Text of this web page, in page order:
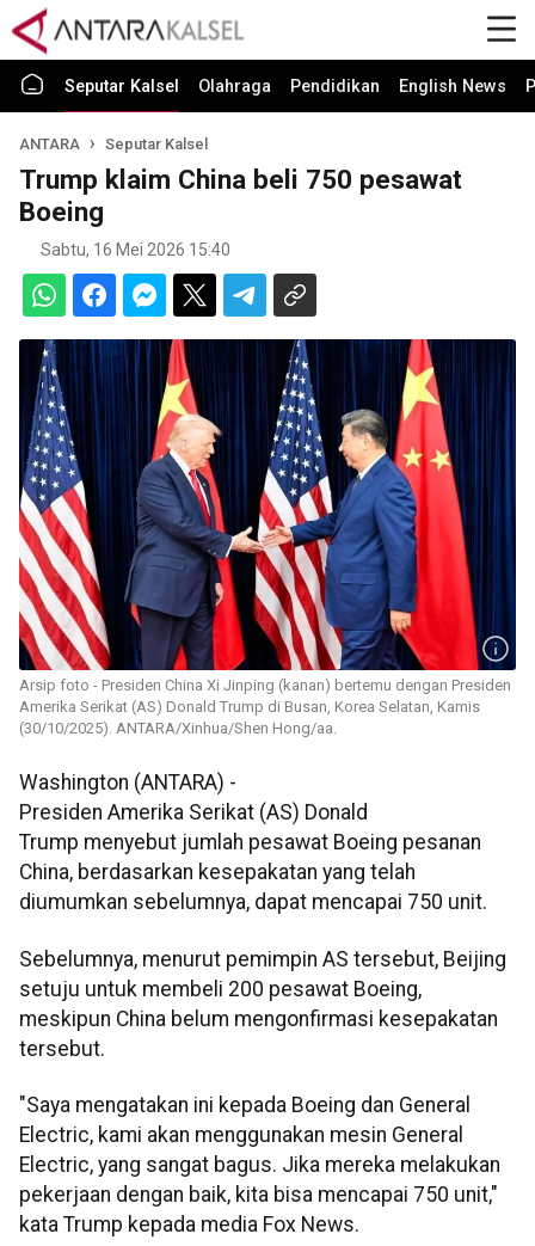
Seputar Kalsel Olahraga Pendidikan English News
ANTARA Seputar Kalsel
Trump klaim China beli 750 pesawat
Boeing
Sabtu, 16 Mei 2026 15:40
Arsip foto - Presiden China Xi Jinping (kanan) bertemu dengan Presiden
Amerika Serikat (AS) Donald Trump di Busan, Korea Selatan, Kamis
(30/10/2025). ANTARA/Xinhua/Shen Hong/aa.
Washington (ANTARA) -
Presiden Amerika Serikat (AS) Donald
Trump menyebut jumlah pesawat Boeing pesanan
China, berdasarkan kesepakatan yang telah
diumumkan sebelumnya, dapat mencapai 750 unit.
Sebelumnya, menurut pemimpin AS tersebut, Beijing
setuju untuk membeli 200 pesawat Boeing,
meskipun China belum mengonfirmasi kesepakatan
tersebut.
"Saya mengatakan ini kepada Boeing dan General
Electric, kami akan menggunakan mesin General
Electric, yang sangat bagus. Jika mereka melakukan
pekerjaan dengan baik, kita bisa mencapai 750 unit,"
kata Trump kepada media Fox News.